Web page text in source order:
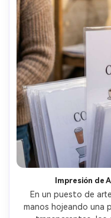
Impresión de
En un puesto de
manos hojeando una